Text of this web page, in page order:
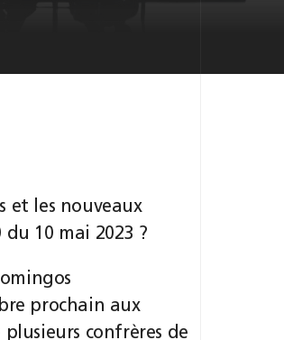
et les nouveaux
10 mai 2023 ?
prochain aux
confrères de